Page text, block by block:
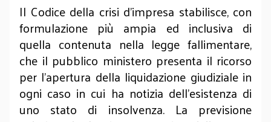
Il Codice della crisi d’impresa stabilisce, con
formulazione più ampia ed inclusiva di
quella contenuta nella legge fallimentare,
che il pubblico ministero presenta il ricorso
per l’apertura della liquidazione giudiziale in
ogni caso in cui ha notizia dell'esistenza di
uno stato di insolvenza. La previsione